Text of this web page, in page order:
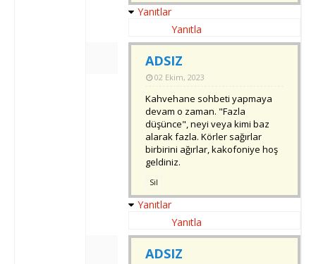
Yanıtlar
Yanıtla
ADSIZ
02 Ekim, 2023
Kahvehane sohbeti yapmaya
devam o zaman. "Fazla
düşünce", neyi veya kimi baz
alarak fazla. Körler sağırlar
birbirini ağırlar, kakofoniye hoş
geldiniz.
Sil
Yanıtlar
Yanıtla
ADSIZ